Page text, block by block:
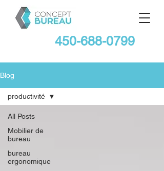
450-688-0799
Blog
All Posts
Mobilier de
bureau
bureau
ergonomique
productivité